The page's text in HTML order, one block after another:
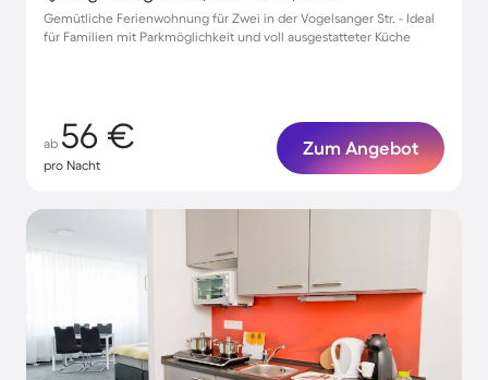
Gemütliche Ferienwohnung für Zwei in der Vogelsanger Str. - Ideal
für Familien mit Parkmöglichkeit und voll ausgestatteter Küche
ab 56 €
pro Nacht
Zum Angebot